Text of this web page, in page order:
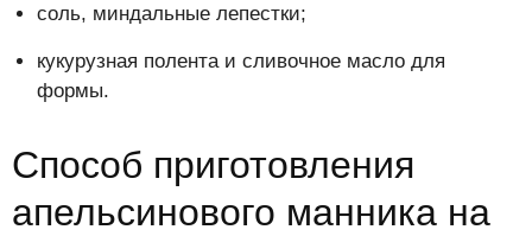
соль, миндальные лепестки;
кукурузная полента и сливочное масло для
формы.
Способ приготовления
апельсинового манника на